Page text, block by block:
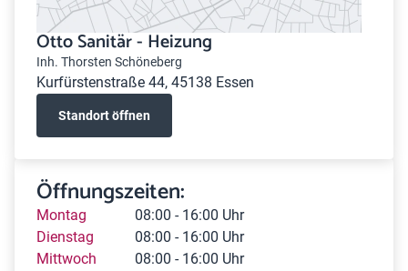
Otto Sanitär - Heizung
Inh. Thorsten Schöneberg
Kurfürstenstraße 44, 45138 Essen
Standort öffnen
Öffnungszeiten:
Montag
08:00 - 16:00 Uhr
Dienstag
08:00 - 16:00 Uhr
Mittwoch
08:00 - 16:00 Uhr